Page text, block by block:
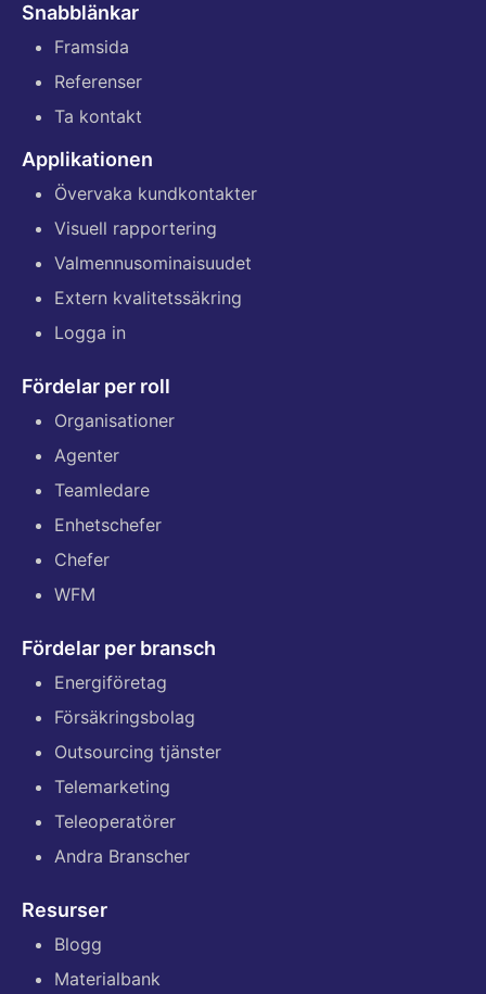
Snabblänkar
Framsida
Referenser
Ta kontakt
Applikationen
Övervaka kundkontakter
Visuell rapportering
Valmennusominaisuudet
Extern kvalitetssäkring
Logga in
Fördelar per roll
Organisationer
Agenter
Teamledare
Enhetschefer
Chefer
WFM
Fördelar per bransch
Energiföretag
Försäkringsbolag
Outsourcing tjänster
Telemarketing
Teleoperatörer
Andra Branscher
Resurser
Blogg
Materialbank